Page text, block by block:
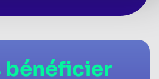
bénéficier